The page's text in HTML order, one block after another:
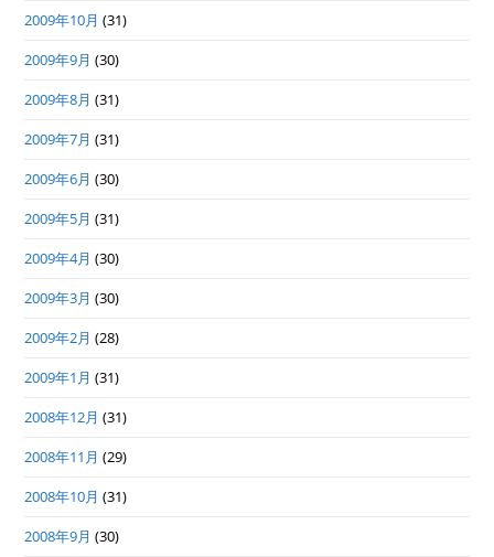
2009年10月 (31)
2009年9月 (30)
2009年8月 (31)
2009年7月 (31)
2009年6月 (30)
2009年5月 (31)
2009年4月 (30)
2009年3月 (30)
2009年2月 (28)
2009年1月 (31)
2008年12月 (31)
2008年11月 (29)
2008年10月 (31)
2008年9月 (30)